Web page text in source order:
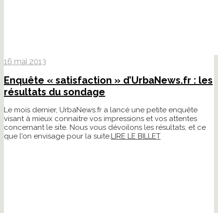
16 mai 2013
Enquête « satisfaction » d’UrbaNews.fr : les
résultats du sondage
Le mois dernier, UrbaNews.fr a lancé une petite enquête
visant à mieux connaitre vos impressions et vos attentes
concernant le site. Nous vous dévoilons les résultats, et ce
que l'on envisage pour la suite.LIRE LE BILLET